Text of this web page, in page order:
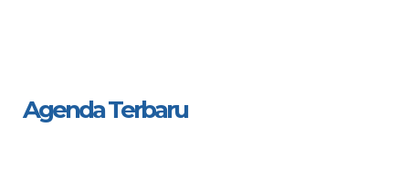
Agenda Terbaru